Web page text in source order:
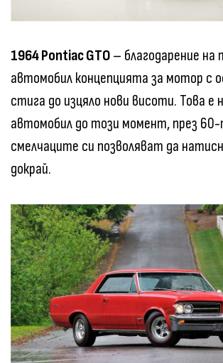
1964 Pontiac GTO– благодарение на
автомобил концепцията за мотор с
стига до изцяло нови висоти. Това
автомобил до този момент, през
смелчаците си позволяват да
докрай.